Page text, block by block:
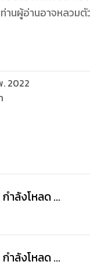
พระคุณทุกท่านที่สนั
2022
กำลังโหลด ...
กำลังโหลด ...